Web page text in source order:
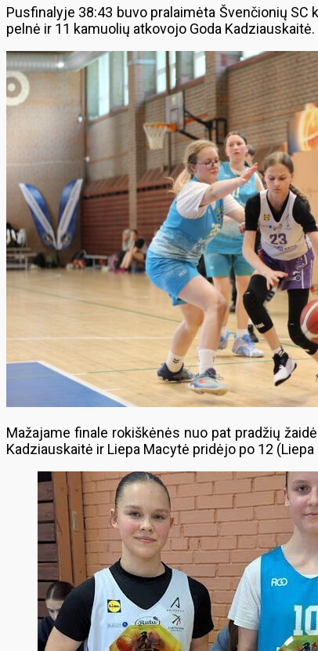
Pusfinalyje 38:43 buvo pralaimėta Švenčionių
pelnė ir 11 kamuolių atkovojo Goda Kadziauskaitė.
Mažajame finale rokiškėnės nuo pat pradžių
Kadziauskaitė ir Liepa Macytė pridėjo po 12